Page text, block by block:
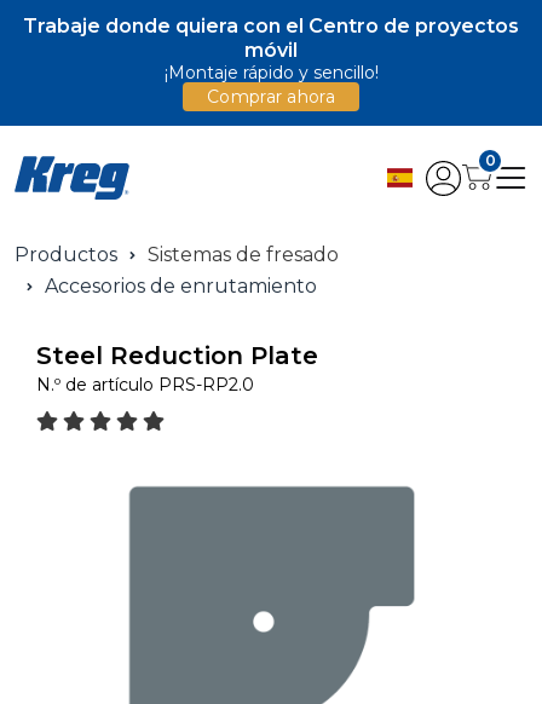
Trabaje donde quiera con el Centro de proyectos
móvil
¡Montaje rápido y sencillo!
Comprar ahora
0
Productos
Sistemas de fresado
Accesorios de enrutamiento
Steel Reduction Plate
N.º de artículo PRS-RP2.0